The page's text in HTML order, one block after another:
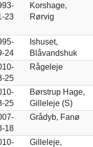
23
Korshage,
Rørvig
24
Ishuset,
Blåvandshuk
25
Rågeleje
25
Børstrup Hage,
Gilleleje (S)
18
Grådyb, Fanø
Gilleleje,